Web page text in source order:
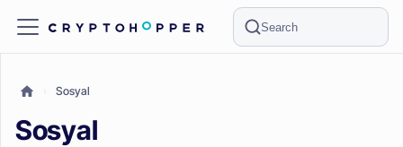
Search
Sosyal
Sosyal